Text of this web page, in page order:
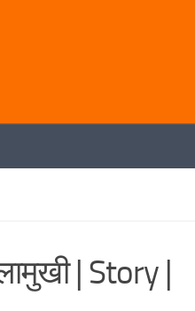
| Story |